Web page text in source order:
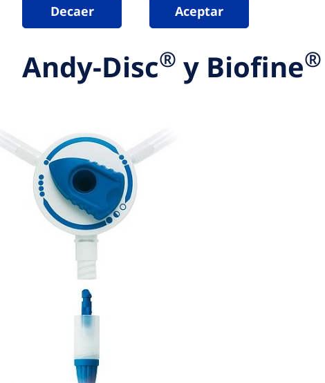
Decaer Aceptar
Andy-Disc® y Biofine®